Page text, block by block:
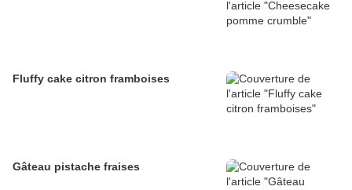
Fluffy cake citron framboises
Gâteau pistache fraises